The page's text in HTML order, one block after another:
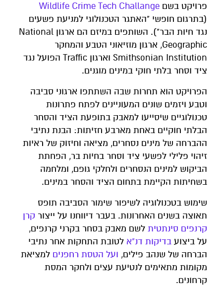
פרויקט בשם Wildlife Crime Tech Challange
(בתרגום חופשי "האתגר הטכנולוגי למניעת פשעים
נגד חיות הבר"). השותפים במיזם הם ארגון National
Geographic, ארגון מוזיאוני הטבע והמחקר
Smithsonian Institution וארגון Traffic הפועל נגד
ציד וסחר בלתי חוקי במינים מוגנים.
הפרויקט הוא תחרות שבה השתתפו ארגוני סביבה
וטבע ויזמים שונים המעוניינים לפתח פתרונות
טכנולוגיים שיסייעו למאבק בתופעת הציד והסחר
הבלתי חוקיים באחת מארבע חזיתות: הבנת נתיבי
ההברחה של מינים נסחרים, מציאה וחיזוק של ראיות
זיהוי פלילי לפשעי ציד וסחר בחיות בר, הפחתת
הביקוש למינים הנסחרים ולחלקי גופם, ומלחמה
בשחיתות הקיימת בתחום הציד והסחר במינים.
שימוש בטכנולוגיה לשיפור שימור הסביבה תופס
תאוצה בשנים האחרונות. בעבר דיווחנו על ייצור קרן
קרנפים סינתטית לשם מאבק בסחר בקרני קרנפים,
על ביצוע בדיקות דנ"א לטובת התחקות אחר נתיבי
הברחה של שנהב פילים, ועל הטסת רחפנים למציאת
מקומות מתאימים לנטיעת עצים ולחקר המסת
קרחונים.